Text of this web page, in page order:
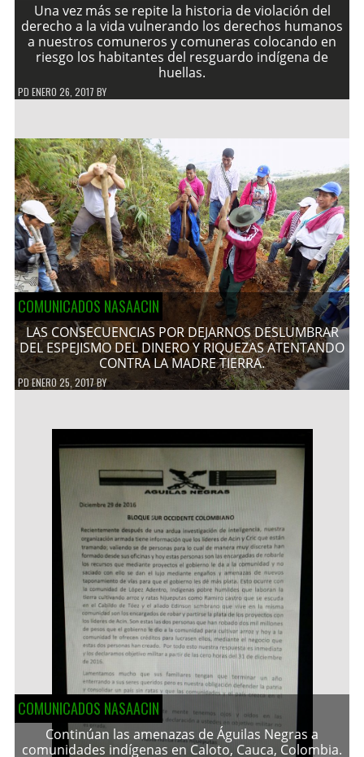
Una vez más se repite la historia de violación del
derecho a la vida vulnerando los derechos humanos
a nuestros comuneros y comuneras colocando en
riesgo los habitantes del resguardo indígena de
huellas.
PD ENERO 26, 2017 BY
COMUNICADOS NASAACIN
LAS CONSECUENCIAS POR DEJARNOS DESLUMBRAR
DEL ESPEJISMO DEL DINERO Y RIQUEZAS ATENTANDO
CONTRA LA MADRE TIERRA.
PDENERO 25, 2017BY
COMUNICADOS NASAACIN
Continúan las amenazas de Águilas Negras a
comunidades indígenas en Caloto, Cauca, Colombia.